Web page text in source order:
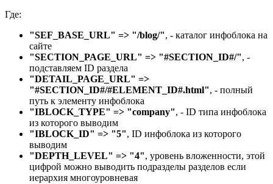
Где:
"SEF_BASE_URL" => "/blog/", - каталог инфоблока на
сайте
"SECTION_PAGE_URL" => "#SECTION_ID#/", -
подставляем ID раздела
"DETAIL_PAGE_URL" =>
"#SECTION_ID#/#ELEMENT_ID#.html", - полный
путь к элементу инфоблока
"IBLOCK_TYPE" => "company", - ID типа инфоблока
из которого выводим
"IBLOCK_ID" => "5", ID инфоблока из которого
выводим
"DEPTH_LEVEL" => "4", уровень вложенности, этой
цифрой можно выводить подразделы разделов если
иерархия многоуровневая